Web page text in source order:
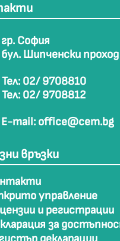
гр. София
бул. Шипченски
Тел: 02/ 9708810
Тел: 02/ 9708812
E-mail: office@cem.bg
връзки
управление
и регистрации
за